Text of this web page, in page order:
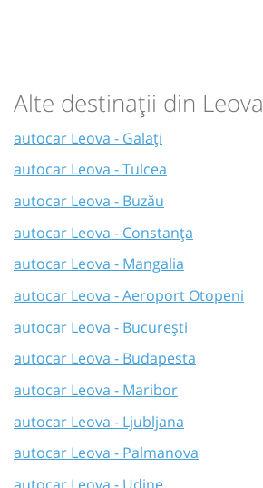
Alte destinații din Leova
autocar Leova - Galați
autocar Leova - Tulcea
autocar Leova - Buzău
autocar Leova - Constanța
autocar Leova - Mangalia
autocar Leova - Aeroport Otopeni
autocar Leova - București
autocar Leova - Budapesta
autocar Leova - Maribor
autocar Leova - Ljubljana
autocar Leova - Palmanova